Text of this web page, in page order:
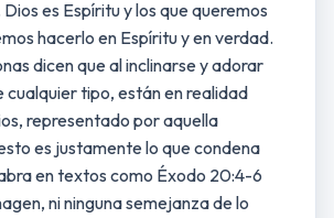
es Espíritu y los que queremos
hacerlo en Espíritu y en verdad.
dicen que al inclinarse y adorar
cualquier tipo, están en realidad
representado por aquella
es justamente lo que condena
en textos como Éxodo 20:4-6
ni ninguna semejanza de lo